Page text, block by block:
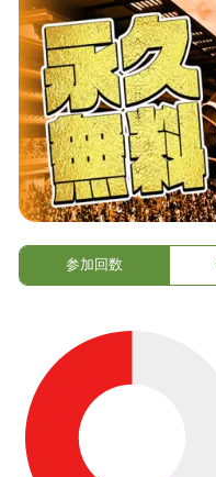
参加回数